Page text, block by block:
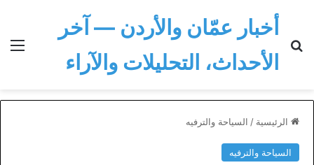
أخبار عمّان والأردن — آخر
الأحداث، التحليلات والآراء
الرئيسية / السياحة والترفيه
السياحة والترفيه